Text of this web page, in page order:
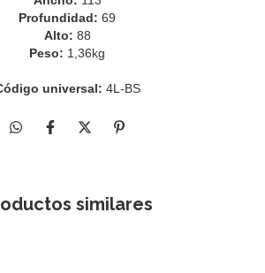
Profundidad: 69
Alto: 88
Peso: 1,36kg
universal: 4L-BS
similares